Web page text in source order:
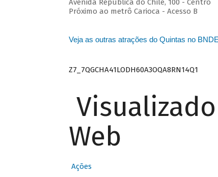
Avenida República do Chile, 100 - Centro
Próximo ao metrô Carioca - Acesso B
Veja as outras atrações do Quintas no
Z7_7QGCHA41LODH60A3OQA8RN14Q1
Web
Ações